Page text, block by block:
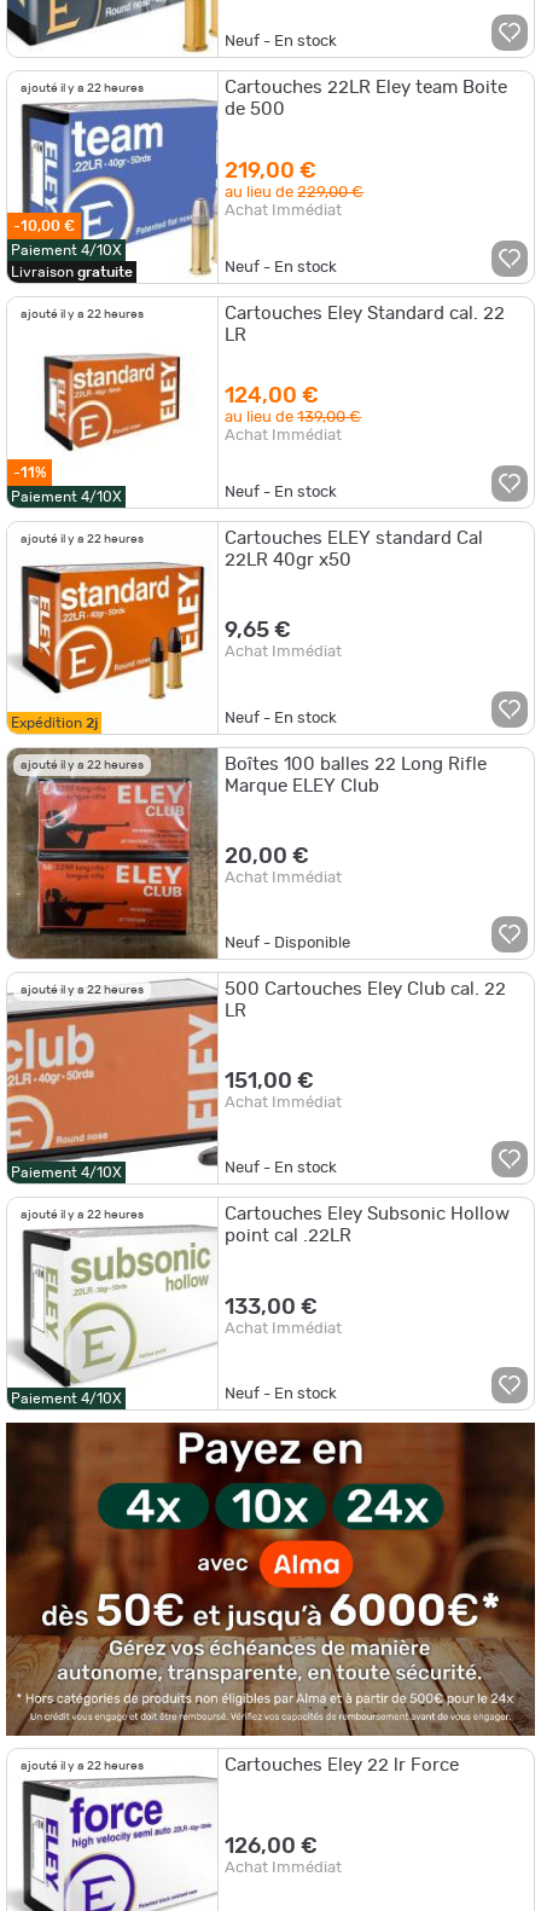
Neuf - En stock
ajouté il y a 22 heures
-10,00 €
Paiement 4/10X
Livraison gratuite
Cartouches 22LR Eley team Boite
de 500
219,00 €
au lieu de229,00 €
Achat Immédiat
Neuf - En stock
ajouté il y a 22 heures
-11%
Paiement 4/10X
Cartouches Eley Standard cal. 22
LR
124,00 €
au lieu de139,00 €
Achat Immédiat
Neuf - En stock
ajouté il y a 22 heures
Expédition 2j
Cartouches ELEY standard Cal
22LR 40gr x50
9,65 €
Achat Immédiat
Neuf - En stock
ajouté il y a 22 heures
Boîtes 100 balles 22 Long Rifle
Marque ELEY Club
20,00 €
Achat Immédiat
Neuf - Disponible
ajouté il y a 22 heures
Paiement 4/10X
500 Cartouches Eley Club cal. 22
LR
151,00 €
Achat Immédiat
Neuf - En stock
ajouté il y a 22 heures
Paiement 4/10X
Cartouches Eley Subsonic Hollow
point cal .22LR
133,00 €
Achat Immédiat
Neuf - En stock
ajouté il y a 22 heures Cartouches Eley 22 lr Force
126,00 €
Achat Immédiat